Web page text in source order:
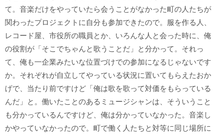
て。音楽だけをやっていたら会うことがなかった町の人たちが
関わったプロジェクトに自分も参加できたので。服を作る人、
レコード屋、市役所の職員とか、いろんな人と会った時に、俺
の役割が「そこでちゃんと歌うことだ」と分かって。それっ
て、俺も一企業みたいな位置づけでの参加になるじゃないです
か。それぞれが自立してやっている状況に置いてもらえたおか
げで、当たり前ですけど「俺は歌を歌って対価をもらっている
んだ」と。働いたことのあるミュージシャンは、そういうこと
も分かっているんですけど、俺は分かっていなかった。音楽し
かやっていなかったので。町で働く人たちと対等に同じ場所に